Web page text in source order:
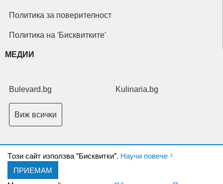
Tози сайт използва "Бисквитки". Научи повече
ПРИЕМАМ
Политика за поверителност
Политика на 'Бисквитките'
МЕДИИ
Bulevard.bg Kulinaria.bg
Виж всички
Copyright © 2026 Ксениум ООД. Всички права запазени.